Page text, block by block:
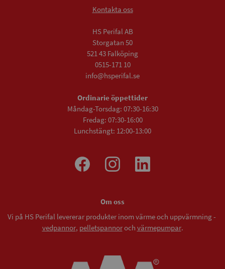
Kontakta oss
HS Perifal AB
Storgatan 50
521 43 Falköping
0515-171 10
info@hsperifal.se
Ordinarie öppettider
Måndag-Torsdag: 07:30-16:30
Fredag: 07:30-16:00
Lunchstängt: 12:00-13:00
Om oss
Vi på HS Perifal levererar produkter inom värme och uppvärmning -
vedpannor, pelletspannoroch värmepumpar.